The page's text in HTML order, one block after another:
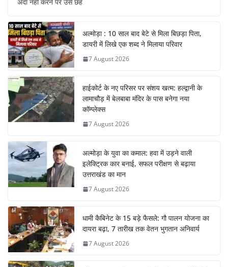
अल्मोड़ा : 10 साल बाद बेटे से मिला बिछड़ा पिता,
डायरी में लिखे एक शब्द ने मिलाया परिवार
7 August 2026
हाईकोर्ट के नए परिसर पर संशय खत्म: हल्द्वानी के
लामाचौड़ में बेलबाबा मंदिर के पास बनेगा नया
कॉम्प्लेक्स
7 August 2026
अल्मोड़ा के युवा का कमाल: हवा में उड़ने वाली
इलेक्ट्रिक कार बनाई, सफल परीक्षण से बढ़ाया
उत्तराखंड का मान
7 August 2026
धामी कैबिनेट के 15 बड़े फैसले: गौ पालन योजना का
दायरा बढ़ा, 7 तारीख तक वेतन भुगतान अनिवार्य
7 August 2026